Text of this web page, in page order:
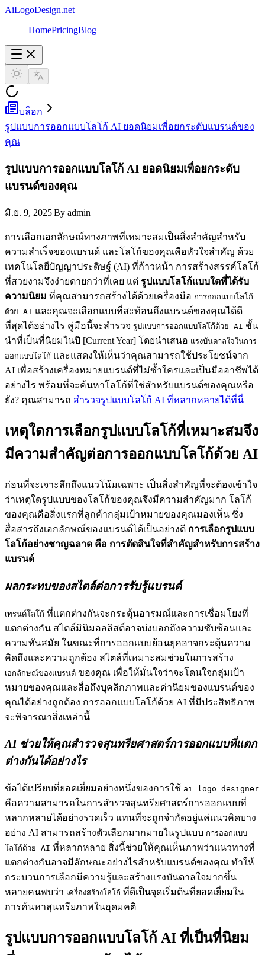
AiLogoDesign.net
HomePricingBlog
บล็อก
รูปแบบการออกแบบโลโก้ AI ยอดนิยมเพื่อยกระดับแบรนด์ของ
คุณ
รูปแบบการออกแบบโลโก้ AI ยอดนิยมเพื่อยกระดับ
แบรนด์ของคุณ
มิ.ย. 9, 2025|By admin
การเลือกเอกลักษณ์ทางภาพที่เหมาะสมเป็นสิ่งสำคัญสำหรับ
ความสำเร็จของแบรนด์ และโลโก้ของคุณคือหัวใจสำคัญ ด้วย
เทคโนโลยีปัญญาประดิษฐ์ (AI) ที่ก้าวหน้า การสร้างสรรค์โลโก้
ที่สวยงามจึงง่ายดายกว่าที่เคย แต่ รูปแบบโลโก้แบบใดที่ได้รับ
ความนิยม ที่คุณสามารถสร้างได้ด้วยเครื่องมือ การออกแบบโลโก้
ด้วย AI และคุณจะเลือกแบบที่สะท้อนถึงแบรนด์ของคุณได้ดี
ที่สุดได้อย่างไร คู่มือนี้จะสำรวจ รูปแบบการออกแบบโลโก้ด้วย AI ชั้น
นำที่เป็นที่นิยมในปี [Current Year] โดยนำเสนอ แรงบันดาลใจในการ
ออกแบบโลโก้ และแสดงให้เห็นว่าคุณสามารถใช้ประโยชน์จาก
AI เพื่อสร้างเครื่องหมายแบรนด์ที่ไม่ซ้ำใครและเป็นมืออาชีพได้
อย่างไร พร้อมที่จะค้นหาโลโก้ที่ใช่สำหรับแบรนด์ของคุณหรือ
ยัง? คุณสามารถ สำรวจรูปแบบโลโก้ AI ที่หลากหลายได้ที่นี่
เหตุใดการเลือกรูปแบบโลโก้ที่เหมาะสมจึง
มีความสำคัญต่อการออกแบบโลโก้ด้วย AI
ก่อนที่จะเจาะลึกถึงแนวโน้มเฉพาะ เป็นสิ่งสำคัญที่จะต้องเข้าใจ
ว่าเหตุใดรูปแบบของโลโก้ของคุณจึงมีความสำคัญมาก โลโก้
ของคุณคือสิ่งแรกที่ลูกค้ากลุ่มเป้าหมายของคุณมองเห็น ซึ่ง
สื่อสารถึงเอกลักษณ์ของแบรนด์ได้เป็นอย่างดี การเลือกรูปแบบ
โลโก้อย่างชาญฉลาด คือ การตัดสินใจที่สำคัญสำหรับการสร้าง
แบรนด์
ผลกระทบของสไตล์ต่อการรับรู้แบรนด์
เทรนด์โลโก้ ที่แตกต่างกันจะกระตุ้นอารมณ์และการเชื่อมโยงที่
แตกต่างกัน สไตล์มินิมอลลิสต์อาจบ่งบอกถึงความซับซ้อนและ
ความทันสมัย ในขณะที่การออกแบบย้อนยุคอาจกระตุ้นความ
คิดถึงและความถูกต้อง สไตล์ที่เหมาะสมช่วยในการสร้าง
เอกลักษณ์ของแบรนด์ ของคุณ เพื่อให้มั่นใจว่าจะโดนใจกลุ่มเป้า
หมายของคุณและสื่อถึงบุคลิกภาพและค่านิยมของแบรนด์ของ
คุณได้อย่างถูกต้อง การออกแบบโลโก้ด้วย AI ที่มีประสิทธิภาพ
จะพิจารณาสิ่งเหล่านี้
AI ช่วยให้คุณสำรวจสุนทรียศาสตร์การออกแบบที่แตก
ต่างกันได้อย่างไร
ข้อได้เปรียบที่ยอดเยี่ยมอย่างหนึ่งของการใช้ ai logo designer
คือความสามารถในการสำรวจสุนทรียศาสตร์การออกแบบที่
หลากหลายได้อย่างรวดเร็ว แทนที่จะถูกจำกัดอยู่แค่แนวคิดบาง
อย่าง AI สามารถสร้างตัวเลือกมากมายในรูปแบบ การออกแบบ
โลโก้ด้วย AI ที่หลากหลาย สิ่งนี้ช่วยให้คุณเห็นภาพว่าแนวทางที่
แตกต่างกันอาจมีลักษณะอย่างไรสำหรับแบรนด์ของคุณ ทำให้
กระบวนการเลือกมีความรู้และสร้างแรงบันดาลใจมากขึ้น
หลายคนพบว่า เครื่องสร้างโลโก้ ที่ดีเป็นจุดเริ่มต้นที่ยอดเยี่ยมใน
การค้นหาสุนทรียภาพในอุดมคติ
รูปแบบการออกแบบโลโก้ AI ที่เป็นที่นิยม